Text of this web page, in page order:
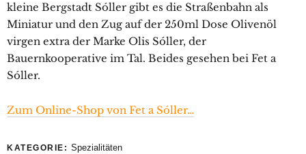
kleine Bergstadt Sóller gibt es die Straßenbahn als
Miniatur und den Zug auf der 250ml Dose Olivenöl
virgen extra der Marke Olis Sóller, der
Bauernkooperative im Tal. Beides gesehen bei Fet a
Sóller.
Zum Online-Shop von Fet a Sóller…
KATEGORIE: Spezialitäten